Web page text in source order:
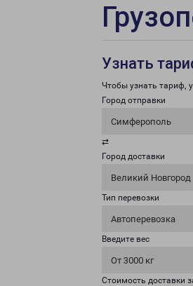
Узнать
Чтобы узнать тариф,
Город отправки
Симферополь
⇄
Город доставки
Великий Новгород
Тип перевозки
Автоперевозка
Введите вес
От 3000 кг
Стоимость доставки